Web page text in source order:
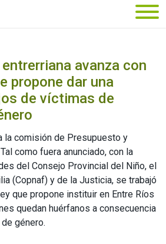
avanza con
propone dar una
de víctimas de
la comisión de Presupuesto y
como fuera anunciado, con la
del Consejo Provincial del Niño, el
(Copnaf) y de la Justicia, se trabajó
que propone instituir en Entre Ríos
quedan huérfanos a consecuencia
género.